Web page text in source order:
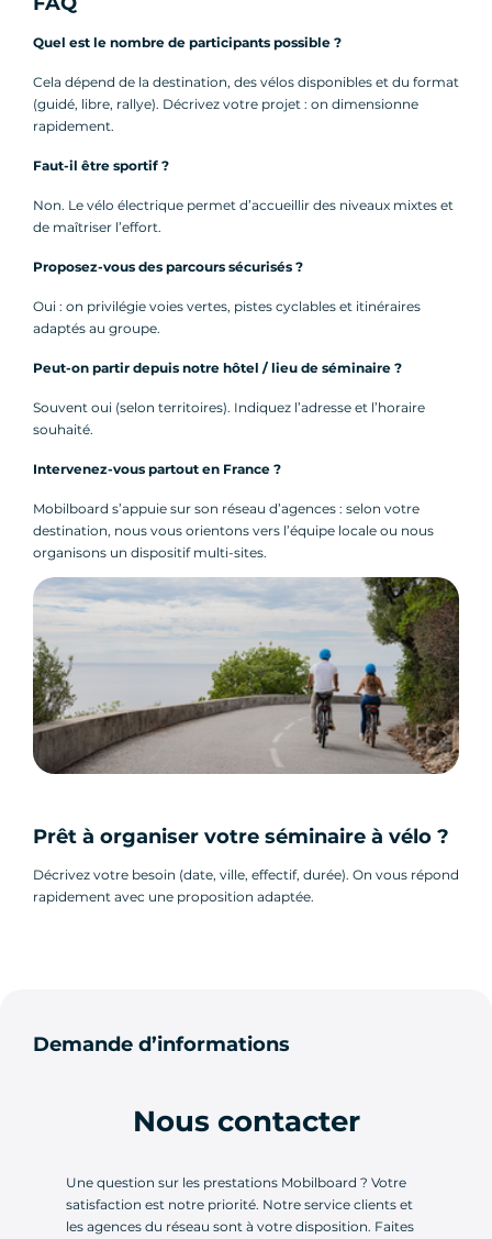
Quel est le nombre de participants possible ?
Cela dépend de la destination, des vélos disponibles et du format
(guidé, libre, rallye). Décrivez votre projet : on dimensionne
rapidement.
Faut-il être sportif ?
Non. Le vélo électrique permet d’accueillir des niveaux mixtes et
de maîtriser l’effort.
Proposez-vous des parcours sécurisés ?
Oui : on privilégie voies vertes, pistes cyclables et itinéraires
adaptés au groupe.
Peut-on partir depuis notre hôtel / lieu de séminaire ?
Souvent oui (selon territoires). Indiquez l’adresse et l’horaire
souhaité.
Intervenez-vous partout en France ?
Mobilboard s’appuie sur son réseau d’agences : selon votre
destination, nous vous orientons vers l’équipe locale ou nous
organisons un dispositif multi-sites.
Prêt à organiser votre séminaire à vélo ?
Décrivez votre besoin (date, ville, effectif, durée). On vous répond
rapidement avec une proposition adaptée.
Demande d’informations
Nous contacter
Une question sur les prestations Mobilboard ? Votre
satisfaction est notre priorité. Notre service clients et
les agences du réseau sont à votre disposition. Faites